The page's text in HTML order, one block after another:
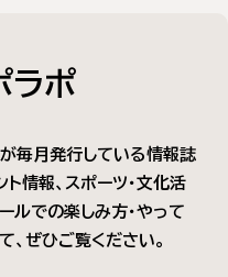
ラポ
が毎月発行している情報誌
情報、スポーツ・文化活
ルでの楽しみ方・やって
、ぜひご覧ください。